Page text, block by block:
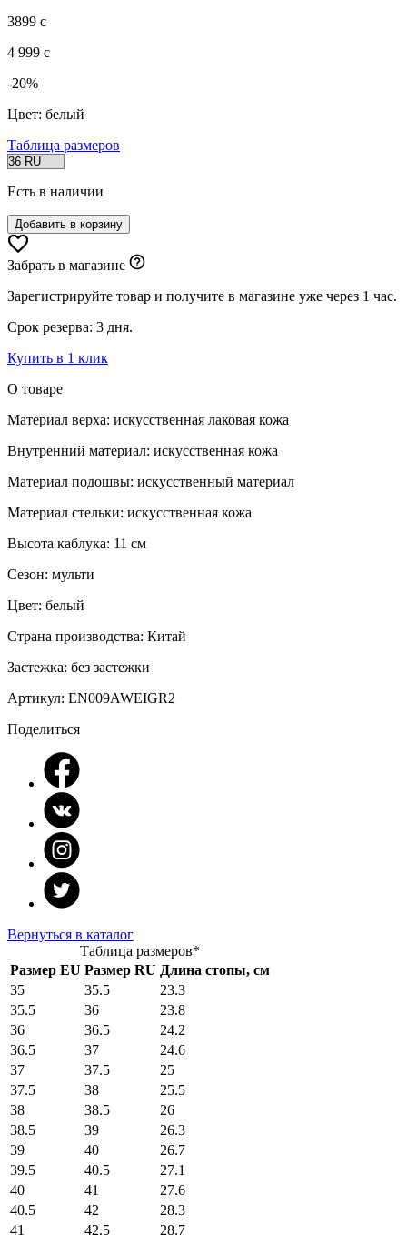
3899 c
4 999 c
-20%
Цвет: белый
Таблица размеров
Есть в наличии
Забрать в магазине
Зарегистрируйте товар и получите в магазине уже через 1 час.
Срок резерва: 3 дня.
Купить в 1 клик
О товаре
Материал верха: искусственная лаковая кожа
Внутренний материал: искусственная кожа
Материал подошвы: искусственный материал
Материал стельки: искусственная кожа
Высота каблука: 11 см
Сезон: мульти
Цвет: белый
Страна производства: Китай
Застежка: без застежки
Артикул: EN009AWEIGR2
Поделиться
Вернуться в каталог
Таблица размеров*
Размер EU Размер RU Длина стопы, см
35
35.5
23.3
35.5
36
23.8
36
36.5
24.2
36.5
37
24.6
37
37.5
25
37.5
38
25.5
38
38.5
26
38.5
39
26.3
39
40
26.7
39.5
40.5
27.1
40
41
27.6
40.5
42
28.3
41
42.5 28.7